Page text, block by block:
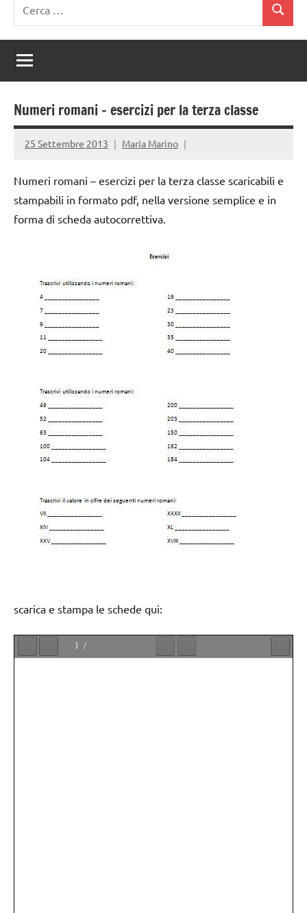
per:
Cerca
Numeri romani – esercizi per la terza classe
25 Settembre 2013 Maria Marino
Numeri romani – esercizi per la terza classe scaricabili e
stampabili in formato pdf, nella versione semplice e in
forma di scheda autocorrettiva.
scarica e stampa le schede qui: